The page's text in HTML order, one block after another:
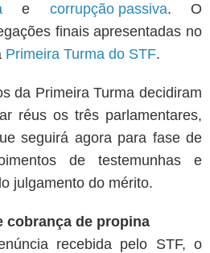
e corrupção passiva. O
finais apresentadas no
Primeira Turma do STF.
da Primeira Turma decidiram
réus os três parlamentares,
seguirá agora para fase de
de testemunhas e
julgamento do mérito.
cobrança de propina
recebida pelo STF, o